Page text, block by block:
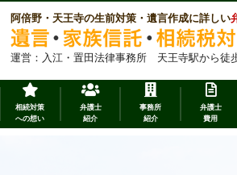
阿倍野・天王寺の生前対策・遺言作成に詳しい
運営：入江・置田法律事務所 天王寺駅から徒
相続対策
への想い
弁護士
紹介
事務所
紹介
弁護士
費用